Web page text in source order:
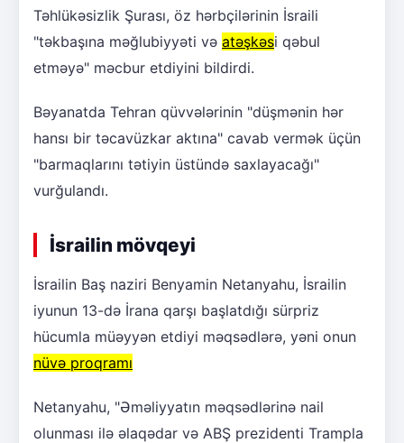
Təhlükəsizlik Şurası, öz hərbçilərinin İsraili
"təkbaşına məğlubiyyəti və atəşkəsi qəbul
etməyə" məcbur etdiyini bildirdi.
Bəyanatda Tehran qüvvələrinin "düşmənin hər
hansı bir təcavüzkar aktına" cavab vermək üçün
"barmaqlarını tətiyin üstündə saxlayacağı"
vurğulandı.
İsrailin mövqeyi
İsrailin Baş naziri Benyamin Netanyahu, İsrailin
iyunun 13-də İrana qarşı başlatdığı sürpriz
hücumla müəyyən etdiyi məqsədlərə, yəni onun
nüvə proqramı
Netanyahu, "Əməliyyatın məqsədlərinə nail
olunması ilə əlaqədar və ABŞ prezidenti Trampla